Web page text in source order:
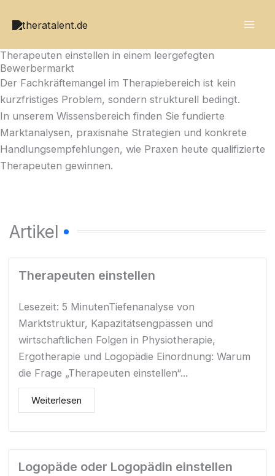
Inhalt
Therapeuten einstellen in einem leergefegten
Bewerbermarkt
Der Fachkräftemangel im Therapiebereich ist kein
kurzfristiges Problem, sondern strukturell bedingt.
In unserem Wissensbereich finden Sie fundierte
Marktanalysen, praxisnahe Strategien und konkrete
Handlungsempfehlungen, wie Praxen heute qualifizierte
Therapeuten gewinnen.
Artikel
Therapeuten einstellen
Lesezeit: 5 MinutenTiefenanalyse von
Marktstruktur, Kapazitätsengpässen und
wirtschaftlichen Folgen in Physiotherapie,
Ergotherapie und Logopädie Einordnung: Warum
die Frage „Therapeuten einstellen“...
Weiterlesen
Logopäde oder Logopädin einstellen